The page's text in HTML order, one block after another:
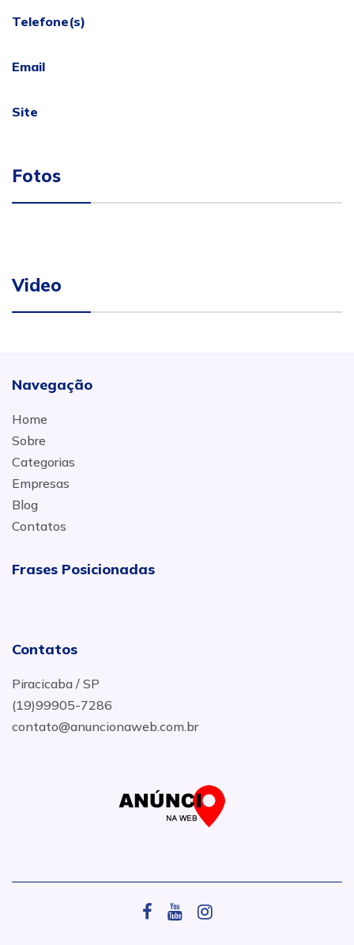
Telefone(s)
Email
Site
Fotos
Video
Navegação
Home
Sobre
Categorias
Empresas
Blog
Contatos
Frases Posicionadas
Contatos
Piracicaba / SP
(19)99905-7286
contato@anuncionaweb.com.br